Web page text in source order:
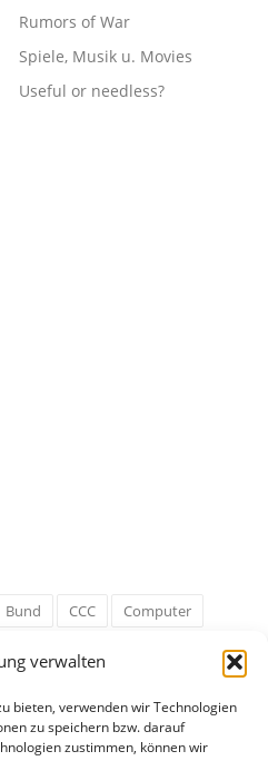
verwalten
bieten, verwenden wir Technologien
zu speichern bzw. darauf
zustimmen, können wir
Rumors of War
Spiele, Musik u. Movies
Useful or needless?
Bund CCC
Computer
ICE IE Internet